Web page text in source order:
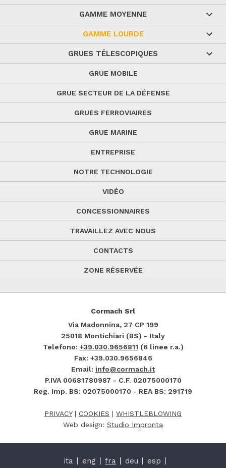
GAMME MOYENNE
GAMME LOURDE
GRUES TÉLESCOPIQUES
GRUE MOBILE
GRUE SECTEUR DE LA DÉFENSE
GRUES FERROVIAIRES
GRUE MARINE
ENTREPRISE
NOTRE TECHNOLOGIE
VIDÉO
CONCESSIONNAIRES
TRAVAILLEZ AVEC NOUS
CONTACTS
ZONE RÉSERVÉE
Cormach Srl
Via Madonnina, 27 CP 199
25018 Montichiari (BS) - Italy
Telefono: +39.030.9656811 (6 linee r.a.)
Fax: +39.030.9656846
Email: info@cormach.it
P.IVA 00681780987 - C.F. 02075000170
Reg. Imp. BS: 02075000170 - REA BS: 291719
PRIVACY| COOKIES | WHISTLEBLOWING
Web design: Studio Impronta
ita eng fra deu esp